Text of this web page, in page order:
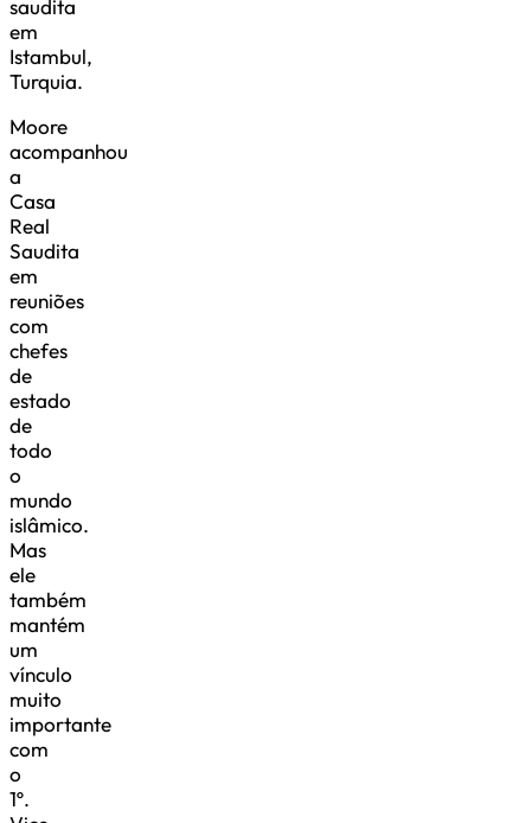
saudita
em
Istambul,
Turquia.
Moore
acompanhou
a
Casa
Real
Saudita
em
reuniões
com
chefes
de
estado
de
todo
o
mundo
islâmico.
Mas
ele
também
mantém
um
vínculo
muito
importante
com
o
1º.